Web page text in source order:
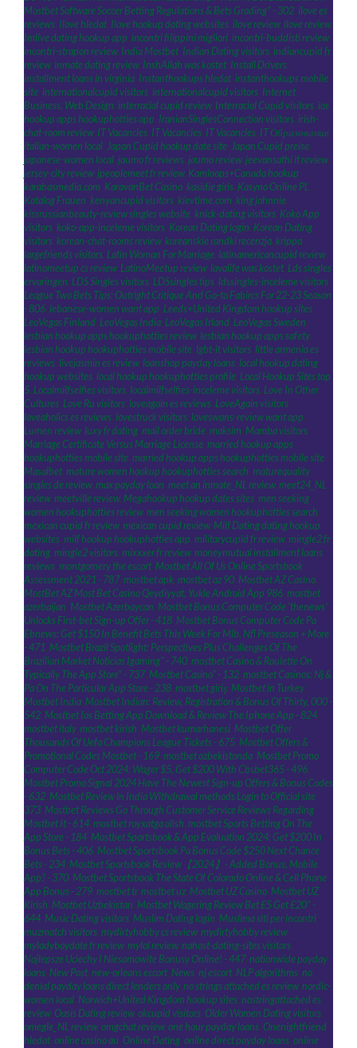
Mostbet Software Soccer Betting Regulations & Bets Grading" - 302, ilove es
reviews, Ilove hledat, Ilove hookup dating websites, ilove review, ilove review,
Imlive dating hookup app, incontri filippini migliori, incontri-buddisti review,
incontri-strapon review, India Mostbet, Indian Dating visitors, indiancupid fr
review, inmate dating review, InshAllah was kostet, Install Drivers,
installment loans in virginia, Instanthookups hledat, instanthookups mobile
site, internationalcupid visitors, internationalcupid visitors, Internet
Business, Web Design, interracial cupid review, Interracial Cupid visitors, ios
hookup apps hookuphotties app, IranianSinglesConnection visitors, irish-
chat-room review, IT Vacancies, IT Vacancies, IT Vacancies, IT Образование,
italian-women local, Japan Cupid hookup date site, Japan Cupid preise,
japanese-women local, jaumo fr reviews, jaumo review, jeevansathi it review,
jersey-city review, jpeoplemeet fr review, Kamloops+Canada hookup,
karabasmedia.com, KaravanBet Casino, kasidie giris, Kasyno Online PL,
Katalog Frauen, kenyancupid visitors, kievtime.com, king johnnie,
kissrussianbeauty-review singles website, knick-dating visitors, Koko App
visitors, koko-app-inceleme visitors, Korean Dating login, Korean Dating
visitors, korean-chat-rooms review, koreanskie randki recenzja, krippa,
largefriends visitors, Latin Woman For Marriage, latinamericancupid review,
latinomeetup cs review, LatinoMeetup review, lavalife was kostet, Lds singles
ervaringen, LDS Singles visitors, LDSsingles tips, ldssingles-inceleme visitors,
League Two Bets Tips: Outright Critique And Go-to Fabircs For 22-23 Season
- 806, lebanese-women want app, Leeds+United Kingdom hookup sites,
LeoVegas Finland, LeoVegas India, LeoVegas Irland, LeoVegas Sweden,
lesbian hookup apps hookuphotties review, lesbian hookup apps safety,
lesbian hookup hookuphotties mobile site, lgbt-it visitors, little armenia es
reviews, livejasmin es review, loanshop payday loans, local hookup dating
hookup websites, local hookup hookuphotties profile, Local Hookup Sites top
5, Localmilfselfies visitors, localmilfselfies-inceleme visitors, Love In Other
Cultures, Love Ru visitors, loveagain es reviews, LoveAgain visitors,
loveaholics es reviews, lovestruck visitors, loveswans-review want app,
Lumen review, luxy fr dating, mail order bride, maksim, Mamba visitors,
Marriage Certificate Versus Marriage License, married hookup apps
hookuphotties mobile site, married hookup apps hookuphotties mobile site,
Masalbet, mature women hookup hookuphotties search, maturequality
singles de review, max payday loan, meet an inmate_NL review, meet24_NL
review, meetville review, Megahookup hookup dates sites, men seeking
women hookuphotties review, men seeking women hookuphotties search,
mexican cupid fr review, mexican cupid review, Milf Dating dating hookup
websites, milf hookup hookuphotties app, militarycupid fr review, mingle2 fr
dating, mingle2 visitors, mixxxer fr review, moneymutual installment loans
reviews, montgomery the escort, Mostbet All Of Us Online Sportsbook
Assessment 2021 - 787, mostbet apk, mostbet az 90, Mostbet AZ Casino,
MostBet AZ Most Bet Casino Qeydiyyat, Yukle Android App 986, mostbet
azerbaijan, Mostbet Azerbaycan, Mostbet Bonus Computer Code 'thenews'
Unlocks First-bet Sign-up Offer - 418, Mostbet Bonus Computer Code Pa
Ebnews: Get $150 In Benefit Bets This Week For Mlb, Nfl Preseason + More
- 471, Mostbet Brazil Spotlight: Perspectives Plus Challenges Of The
Brazilian Market Noticias Igaming" - 740, ‎mostbet Casino & Roulette On
Typically The App Store" - 737, Mostbet Casino" - 132, ‎mostbet Casinos: Nj &
Pa On The Particular App Store - 238, mostbet giriş, Mostbet in Turkey,
Mostbet India, Mostbet Indian: Review, Registration & Bonus Of Thirty, 000 -
542, Mostbet Ios Betting App Download & Review The Iphone App - 824,
mostbet italy, mostbet kirish, Mostbet kumarhanesi, Mostbet Offer
Thousands Of Uefa Champions League Tickets - 675, Mostbet Offers &
Promotional Codes Mostbet - 169, mostbet ozbekistonda, Mostbet Promo
Computer Code Oct 2024: Wager $5, Get $200 With Cbsbet365 - 496,
Mostbet Promo Signal 2024 Have The Newest Sign-up Offers & Bonus Codes
- 632, Mostbet Review in India Withdrawal methods Login to Official site
373, Mostbet Reviews Go Through Customer Service Reviews Regarding
Mostbet It - 614, mostbet royxatga olish, ‎mostbet Sports Betting On The
App Store - 184, Mostbet Sportsbook & App Evaluation 2024: Get $200 In
Bonus Bets - 406, Mostbet Sportsbook Pa Bonus Code $250 Next Chance
Bets - 234, Mostbet Sportsbook Review【2024】- Added Bonus, Mobile
App? - 370, Mostbet Sportsbook The State Of Colorado Online & Cell Phone
App Bonus - 279, mostbet tr, mostbet uz, Mostbet UZ Casino, Mostbet UZ
Kirish, Mostbet Uzbekistan, Mostbet Wagering Review Bet £5 Get £20" -
644, Music Dating visitors, Muslim Dating login, Muslima siti per incontri,
muzmatch visitors, mydirtyhobby cs review, mydirtyhobby review,
myladyboydate fr review, mylol review, nahost-dating-sites visitors,
Najlepsze Uciechy I Niesamowite Bonusy Online! - 447, nationwide payday
loans, New Post, new-orleans escort, News, nj escort, NLP algorithms, no
denial payday loans direct lenders only, no strings attached es review, nordic-
women local, Norwich+United Kingdom hookup sites, nostringattached es
review, Oasis Dating review, okcupid visitors, Older Women Dating visitors,
omegle_NL review, omgchat review, one hour payday loans, Onenightfriend
hledat, online casino au, Online Dating, online direct payday loans, online